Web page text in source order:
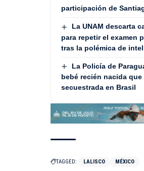
participación de
La UNAM descarta
para repetir el examen
tras la polémica de
La Policía de
bebé recién nacida
secuestrada en Brasil
TAGGED: LALISCO MÉXICO